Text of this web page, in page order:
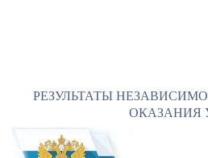
РЕЗУЛЬТАТЫ
ОКАЗАНИЯ